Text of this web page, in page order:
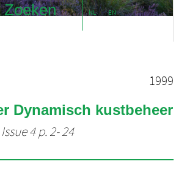
Zoeken NL EN
1999
Dynamisch kustbeheer
4 p. 2- 24